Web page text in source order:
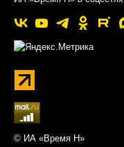
© ИА «Время Н»